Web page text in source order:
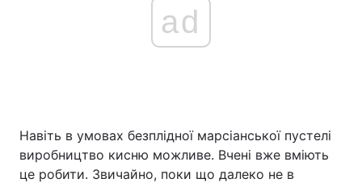
Україна Політика
Економіка
ad
Навіть в умовах безплідної марсіанської пустелі
виробництво кисню можливе. Вчені вже вміють
це робити. Звичайно, поки що далеко не в